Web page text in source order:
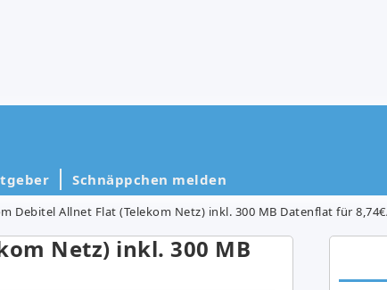
Schnäppchen melden
Debitel Allnet Flat (Telekom Netz) inkl. 300 MB Datenflat für
Netz) inkl. 300 MB